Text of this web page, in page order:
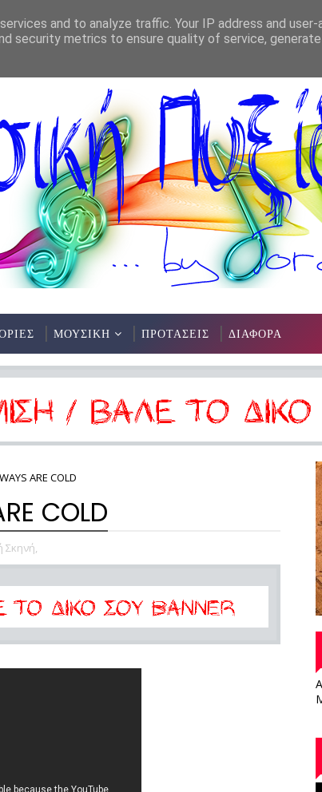
ΜΟΥΣΙΚΗ ΠΡΟΤΑΣΕΙΣ ΔΙΑΦΟΡΑ
ARE COLD
COLD
Σκηνή,
and to analyze traffic. Your IP address and user-
security metrics to ensure quality of service,